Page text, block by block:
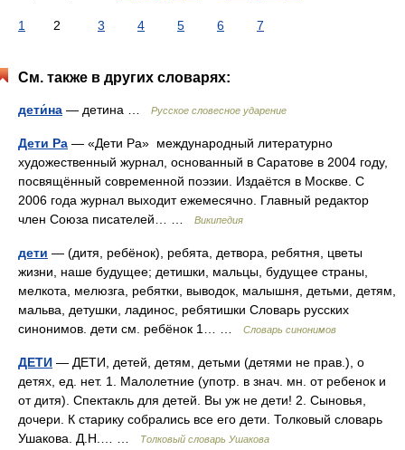
1 2 3 4 5 6 7
См. также в других словарях:
дети́на — детина … Русское словесное ударение
Дети Ра — «Дети Ра» международный литературно
художественный журнал, основанный в Саратове в 2004 году,
посвящённый современной поэзии. Издаётся в Москве. С
2006 года журнал выходит ежемесячно. Главный редактор
член Союза писателей… …
Википедия
дети — (дитя, ребёнок), ребята, детвора, ребятня, цветы
жизни, наше будущее; детишки, мальцы, будущее страны,
мелкота, мелюзга, ребятки, выводок, малышня, детьми, детям,
мальва, детушки, ладинос, ребятишки Словарь русских
синонимов. дети см. ребёнок 1… …
Словарь синонимов
ДЕТИ — ДЕТИ, детей, детям, детьми (детями не прав.), о
детях, ед. нет. 1. Малолетние (употр. в знач. мн. от ребенок и
от дитя). Спектакль для детей. Вы уж не дети! 2. Сыновья,
дочери. К старику собрались все его дети. Толковый словарь
Ушакова. Д.Н.… …
Толковый словарь Ушакова